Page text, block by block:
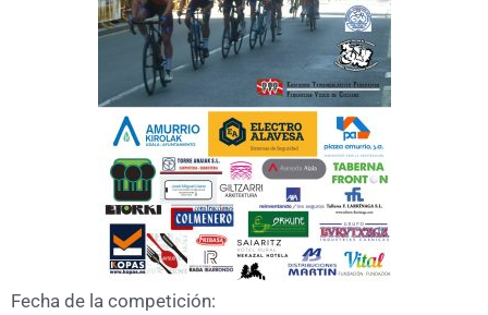
Fecha de la competición: